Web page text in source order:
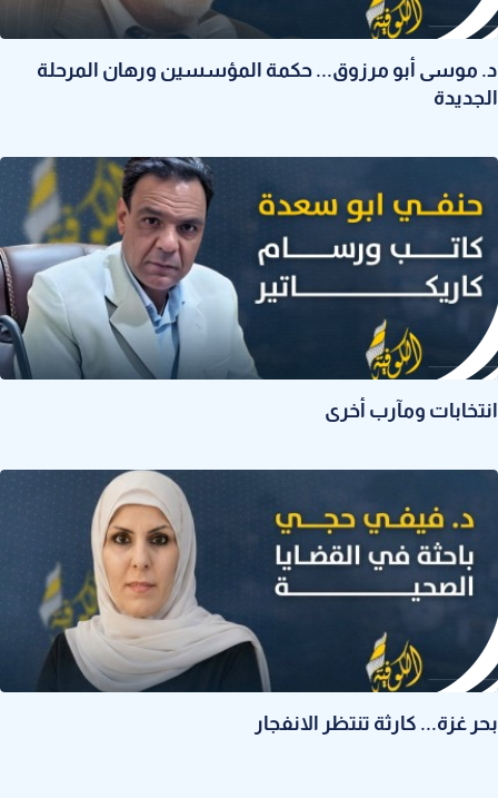
د. موسى أبو مرزوق... حكمة المؤسسين ورهان المرحلة
الجديدة
انتخابات ومآرب أخرى
بحر غزة... كارثة تنتظر الانفجار